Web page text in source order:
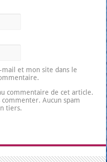
et mon site dans le
commentaire de cet article.
commenter. Aucun spam
tiers.